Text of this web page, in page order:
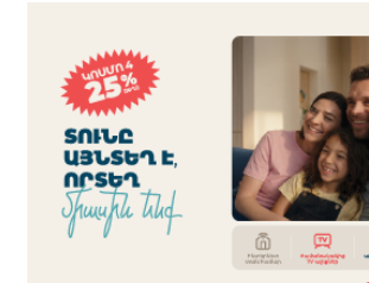
«Бесплатные бонусы в играх»:
предупреждает о кибератаках на
ЕАЭС со временем будет
это поймёт и рядовой армянин, но